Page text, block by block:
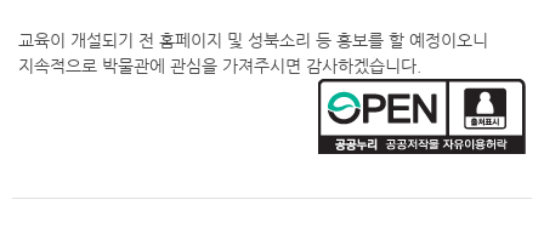
교육이 개설되기 전 홈페이지 및 성북소리 등 홍보를 할 예정이오니
지속적으로 박물관에 관심을 가져주시면 감사하겠습니다.